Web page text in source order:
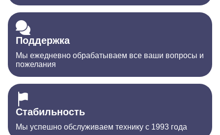
Поддержка
Мы ежедневно обрабатываем все ваши вопросы и
пожелания
Стабильность
Мы успешно обслуживаем технику с 1993 года